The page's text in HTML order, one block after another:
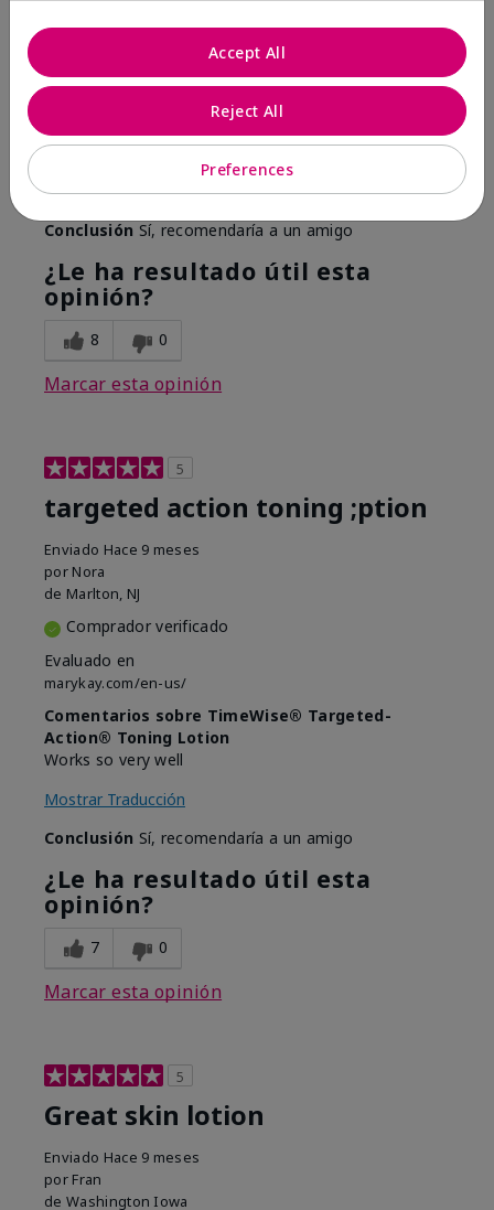
good
Mostrar Traducción
Conclusión Sí, recomendaría a un amigo
¿Le ha resultado útil esta
opinión?
8 0
Marcar esta opinión
5
targeted action toning ;ption
Enviado Hace 9 meses
por Nora
de Marlton, NJ
Comprador verificado
Evaluado en
marykay.com/en-us/
Comentarios sobre TimeWise® Targeted-
Action® Toning Lotion
Works so very well
Mostrar Traducción
Conclusión Sí, recomendaría a un amigo
¿Le ha resultado útil esta
opinión?
7 0
Marcar esta opinión
5
Great skin lotion
Enviado Hace 9 meses
por Fran
de Washington Iowa
Preferences
Reject All
Accept All